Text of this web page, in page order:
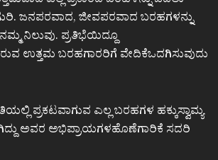
ಜನಪರವಾದ, ಜೀವಪರವಾದ ಬರಹಗಳನ್ನು
ನಿಲುವು. ಪ್ರತಿಭೆಯಿದ್ದೂ
ಉತ್ತಮ ಬರಹಗಾರರಿಗೆ ವೇದಿಕೆಒದಗಿಸುವುದು
ಪ್ರಕಟವಾಗುವ ಎಲ್ಲ ಬರಹಗಳ ಹಕ್ಕುಸ್ವಾಮ್ಯ
ಅವರ ಅಭಿಪ್ರಾಯಗಳಹೊಣೆಗಾರಿಕೆ ಸದರಿ